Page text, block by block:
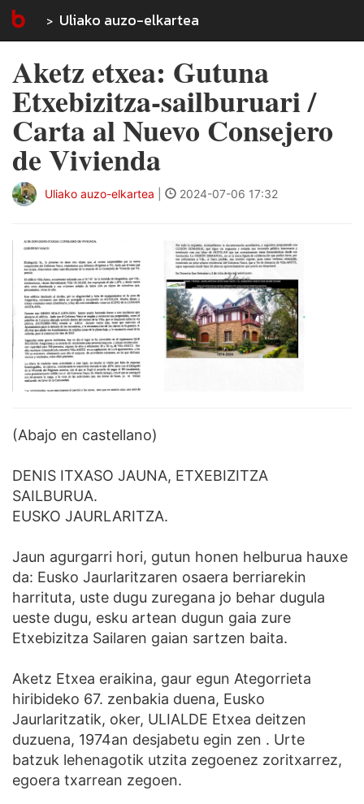
Uliako auzo-elkartea
Aketz etxea: Gutuna
Etxebizitza-sailburuari /
Carta al Nuevo Consejero
de Vivienda
Uliako auzo-elkartea 2024-07-06 17:32
(Abajo en castellano)
DENIS ITXASO JAUNA, ETXEBIZITZA
SAILBURUA.
EUSKO JAURLARITZA.
Jaun agurgarri hori, gutun honen helburua hauxe
da: Eusko Jaurlaritzaren osaera berriarekin
harrituta, uste dugu zuregana jo behar dugula
ueste dugu, esku artean dugun gaia zure
Etxebizitza Sailaren gaian sartzen baita.
Aketz Etxea eraikina, gaur egun Ategorrieta
hiribideko 67. zenbakia duena, Eusko
Jaurlaritzatik, oker, ULIALDE Etxea deitzen
duzuena, 1974an desjabetu egin zen . Urte
batzuk lehenagotik utzita zegoenez zoritxarrez,
egoera txarrean zegoen.